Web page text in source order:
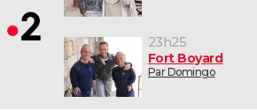
23h25
Fort Boyard
Par Domingo